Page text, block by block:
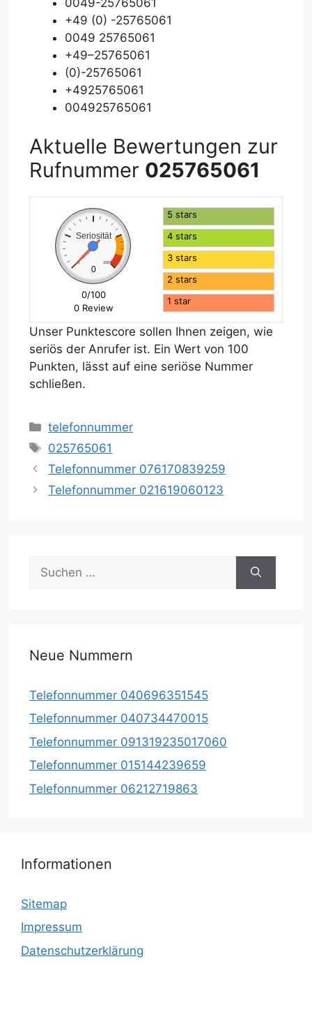
0049-25765061
+49 (0) -25765061
0049 25765061
+49–25765061
(0)-25765061
+4925765061
004925765061
Aktuelle Bewertungen zur
Rufnummer 025765061
Seriosität
0 100
0
0/100
0 Review
5 stars
4 stars
3 stars
2 stars
1 star
Unser Punktescore sollen Ihnen zeigen, wie
seriös der Anrufer ist. Ein Wert von 100
Punkten, lässt auf eine seriöse Nummer
schließen.
Kategorien
telefonnummer
Schlagwörter
025765061
Telefonnummer 076170839259
Telefonnummer 021619060123
nach:
Neue Nummern
Telefonnummer 040696351545
Telefonnummer 040734470015
Telefonnummer 091319235017060
Telefonnummer 015144239659
Telefonnummer 06212719863
Informationen
Sitemap
Impressum
Datenschutzerklärung